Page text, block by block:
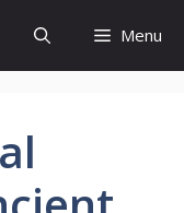
Menu